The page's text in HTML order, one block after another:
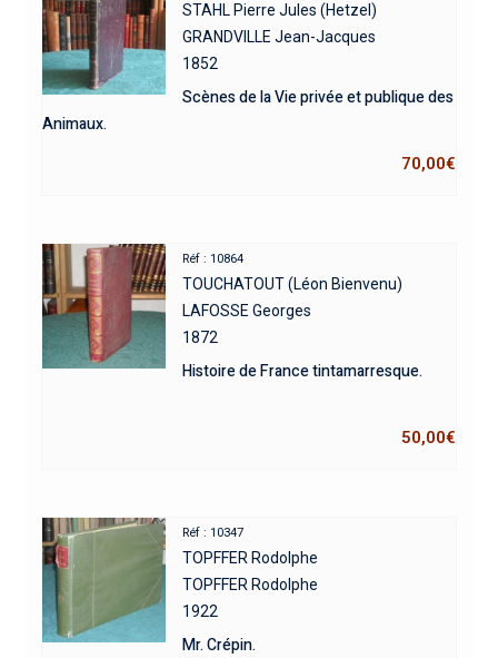
STAHL Pierre Jules (Hetzel)
GRANDVILLE Jean-Jacques
1852
Scènes de la Vie privée et publique des
Animaux.
70,00€
Réf : 10864
TOUCHATOUT (Léon Bienvenu)
LAFOSSE Georges
1872
Histoire de France tintamarresque.
50,00€
Réf : 10347
TOPFFER Rodolphe
TOPFFER Rodolphe
1922
Mr. Crépin.